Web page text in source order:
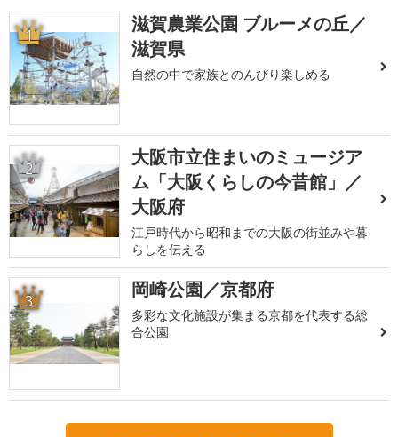
1
滋賀農業公園 ブルーメの丘／
滋賀県
自然の中で家族とのんびり楽しめる
2
大阪市立住まいのミュージア
ム「大阪くらしの今昔館」／
大阪府
江戸時代から昭和までの大阪の街並みや暮
らしを伝える
3 岡崎公園／京都府
多彩な文化施設が集まる京都を代表する総
合公園